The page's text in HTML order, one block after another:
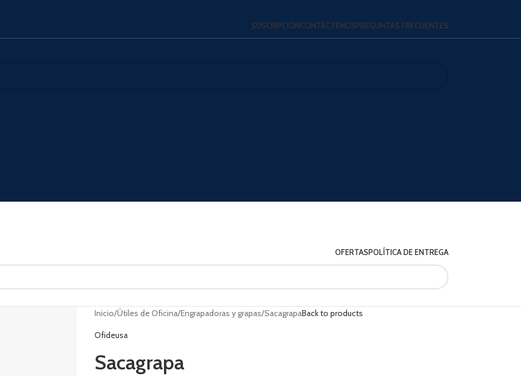
SUSCRIPCIÓNCONTÁCTENOSPREGUNTAS FRECUENTES
OFERTASPOLÍTICA DE ENTREGA
Inicio Útiles de Oficina Engrapadoras y grapas SacagrapaBack to products
Ofideusa
Sacagrapa